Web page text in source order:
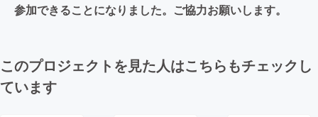
参加できることになりました。ご協力お願いします。
このプロジェクトを見た人はこちらもチェックし
ています